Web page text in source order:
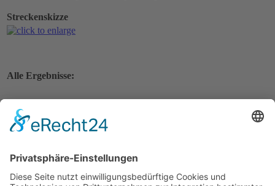
Streckenskizze
Alle Ergebnisse:
Nennungsliste
Gesamtergebnis Zeittraining 1+2
Startaufstellung Vorlauf 1